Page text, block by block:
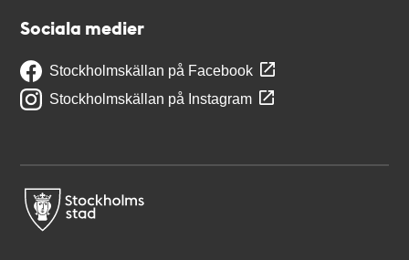
Sociala medier
Stockholmskällan på Facebook
Stockholmskällan på Instagram